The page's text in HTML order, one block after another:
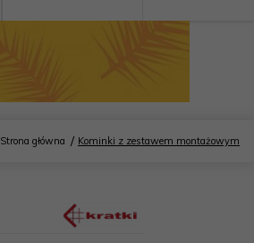
Strona główna Kominki z zestawem montażowym